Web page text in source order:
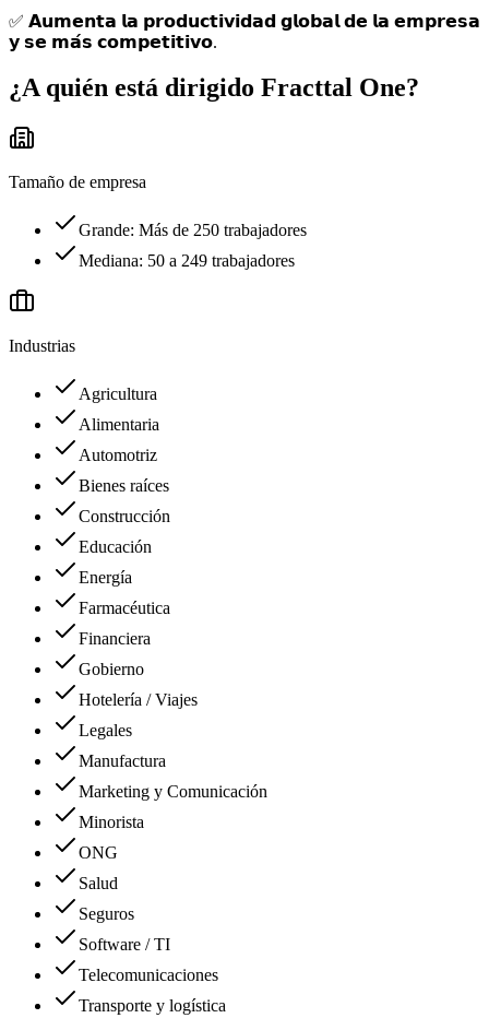
✅ 𝗔𝘂𝗺𝗲𝗻𝘁𝗮 𝗹𝗮 𝗽𝗿𝗼𝗱𝘂𝗰𝘁𝗶𝘃𝗶𝗱𝗮𝗱 𝗴𝗹𝗼𝗯𝗮𝗹 𝗱𝗲 𝗹𝗮 𝗲𝗺𝗽𝗿𝗲𝘀𝗮
𝘆 𝘀𝗲 𝗺𝗮́𝘀 𝗰𝗼𝗺𝗽𝗲𝘁𝗶𝘁𝗶𝘃𝗼.
¿A quién está dirigido Fracttal One?
Tamaño de empresa
Grande: Más de 250 trabajadores
Mediana: 50 a 249 trabajadores
Industrias
Agricultura
Alimentaria
Automotriz
Bienes raíces
Construcción
Educación
Energía
Farmacéutica
Financiera
Gobierno
Hotelería / Viajes
Legales
Manufactura
Marketing y Comunicación
Minorista
ONG
Salud
Seguros
Software / TI
Telecomunicaciones
Transporte y logística